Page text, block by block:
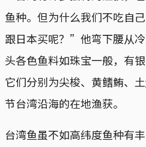
鱼种。但为什么我们不吃自
跟日本买呢？”他弯下腰从
头各色鱼料如珠宝一般，有
它们分别为尖梭、黄鳍鲔、
节台湾沿海的在地渔获。
台湾鱼虽不如高纬度鱼种有